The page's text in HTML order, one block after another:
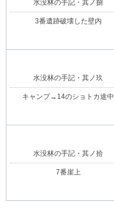
水没林の手記・其ノ捌
3番遺跡破壊した壁内
水没林の手記・其ノ玖
キャンプ→14のショトカ途中
水没林の手記・其ノ拾
7番崖上